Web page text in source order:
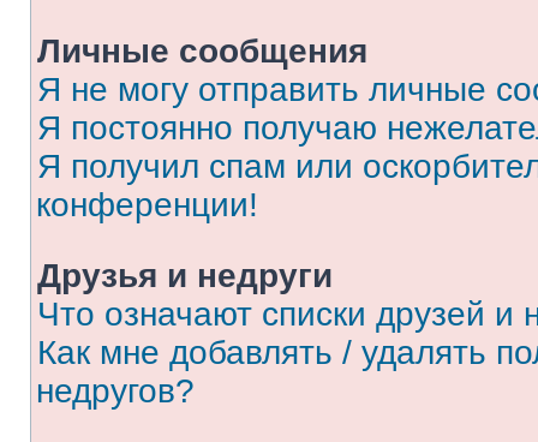
Личные сообщения
Я не могу отправить личные
Я постоянно получаю
Я получил спам или
конференции!
Друзья и недруги
Что означают списки друзей и
Как мне добавлять / удалять
недругов?